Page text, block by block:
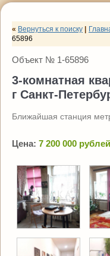
« Вернуться к поиску
65896
Объект № 1-65896
3-комнатная
г Санкт-
Ближайшая станция
Цена: 7 200 000 рублей